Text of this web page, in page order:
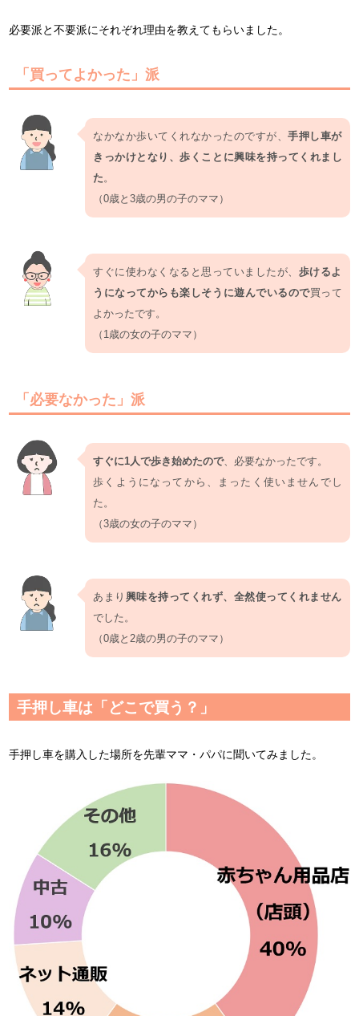
必要派と不要派にそれぞれ理由を教えてもらいました。
「買ってよかった」派
なかなか歩いてくれなかったのですが、手押し車が
きっかけとなり、歩くことに興味を持ってくれまし
た。
（0歳と3歳の男の子のママ）
すぐに使わなくなると思っていましたが、 歩けるよ
うになってからも楽しそうに遊んでいるので買って
よかったです。
（1歳の女の子のママ）
「必要なかった」派
すぐに1人で歩き始めたので、必要なかったです。
歩くようになってから、まったく使いませんでし
た。
（3歳の女の子のママ）
あまり 興味を持ってくれず、全然使ってくれません
でした。
（0歳と2歳の男の子のママ）
手押し車は「どこで買う？」
手押し車を購入した場所を先輩ママ・パパに聞いてみました。